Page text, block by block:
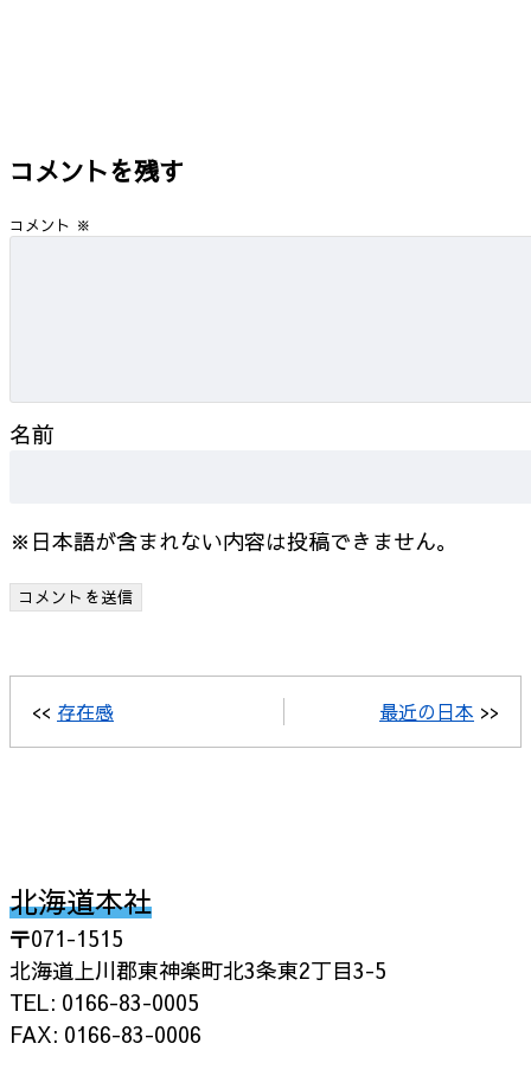
コメントを残す
コメント ※
名前
※日本語が含まれない内容は投稿できません。
<< 存在感 最近の日本 >>
北海道本社
〒071-1515
北海道上川郡東神楽町北3条東2丁目3-5
TEL: 0166-83-0005
FAX: 0166-83-0006